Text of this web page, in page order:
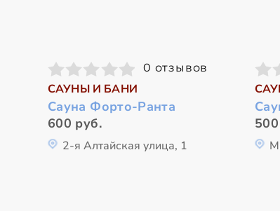
0 отзывов
САУНЫ И БАНИ
Сауна Форто-Ранта
600 руб.
2-я Алтайская улица, 1